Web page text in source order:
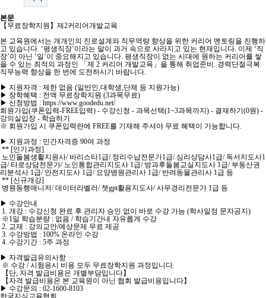
본문
【무료장학지원】제2커리어개발교육
본 교육원에서는 개개인의 진로설계와 직무역량 향상을 위한 커리어 멘토링을 진행하
고 있습니다. ‘평생직장’이라는 말이 과거 속으로 사라지고 있는 현재입니다. 이제 ‘직
장’이 아닌 ‘일’이 중요해지고 있습니다. 평생직장이 없는 시대에 원하는 커리어를 쌓
을 수 있는 최적의 과정인 「제 2 커리어 개발교육」을 통해 취업준비. 경력단절극복.
직무능력 향상을 한 번에 도전하시기 바랍니다.
▶ 지원자격 : 제한 없음 (일반인,대학생,단체 등 지원가능)
▶ 장학혜택 : 전액 무료장학지원 (3과목무료)
▶ 신청방법 : https://www.goodedu.net/
회원가입(쿠폰입력-FREE입력) - 수강신청 - 과목선택(1~3과목까지) - 결재하기(0원) -
강의실입장 - 학습하기
※ 회원가입 시 쿠폰입력란에 FREE를 기재해 주셔야 무료 혜택이 가능합니다.
▶ 지원과정 : 민간자격증 90여 과정
** [인기과정]
노인돌봄생활지원사/ 바리스타1급/ 정리수납전문가1급/ 심리상담사1급/ 독서지도사1
급/ 타로상담전문가/ 노인통합관리지도사 1급/ 방과후돌봄교실지도사 1급/ 부동산권
리분석사 1급/ 안전지도사 1급/ 요양병원관리사 1급/ 반려동물관리사 1급 등
** [신규개강]
병원동행매니저/ 데이터라벨러/ 챗gpt활용지도사/ 사무경리전문가 1급 등
▶ 수강안내
1. 개강 : 수강신청 완료 후 관리자 승인 없이 바로 수강 가능 (학사일정 문자공지)
※1일 학습분량 : 없음 / 학습기간내 자유롭게 수강
2. 교재 : 강의교안/예상문제 무료 제공
3. 수강방법 : 100% 온라인 수강
4. 수강기간 : 5주 과정
▶ 자격발급유의사항
※ 수강 / 시험응시 비용 모두 무료장학지원 과정입니다.
【단, 자격 발급비용은 개별부담입니다】
【자격 발급비용은 본 교육원이 아닌 협회 발급비용입니다】
▶ 수강문의 : 02-1600-8103